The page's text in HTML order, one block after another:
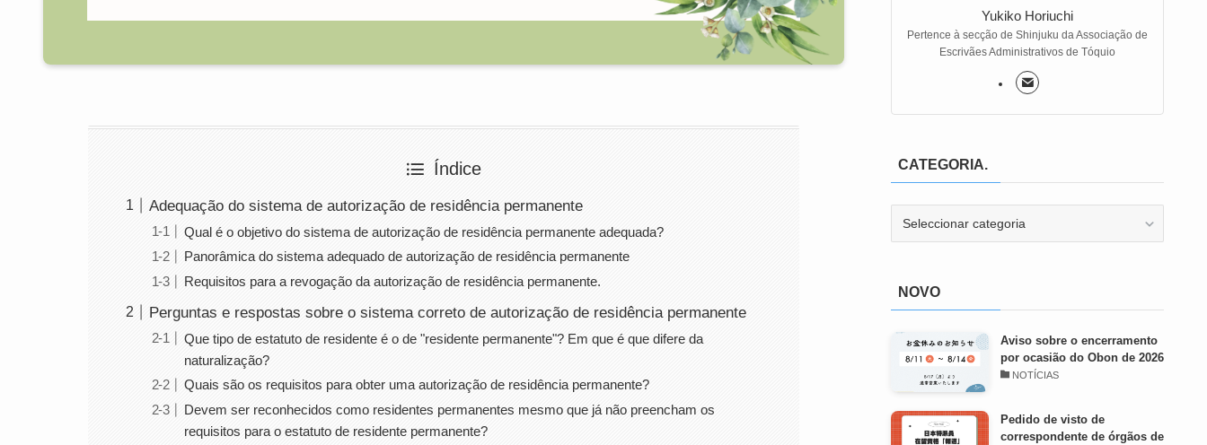
Índice
Adequação do sistema de autorização de residência permanente
Qual é o objetivo do sistema de autorização de residência permanente adequada?
Panorâmica do sistema adequado de autorização de residência permanente
Requisitos para a revogação da autorização de residência permanente.
Perguntas e respostas sobre o sistema correto de autorização de residência permanente
Que tipo de estatuto de residente é o de "residente permanente"? Em que é que difere da
naturalização?
Quais são os requisitos para obter uma autorização de residência permanente?
Devem ser reconhecidos como residentes permanentes mesmo que já não preencham os
requisitos para o estatuto de residente permanente?
Yukiko Horiuchi
Pertence à secção de Shinjuku da Associação de
Escrivães Administrativos de Tóquio
CATEGORIA.
NOVO
Aviso sobre o encerramento
por ocasião do Obon de 2026
NOTÍCIAS
Pedido de visto de
correspondente de órgãos de